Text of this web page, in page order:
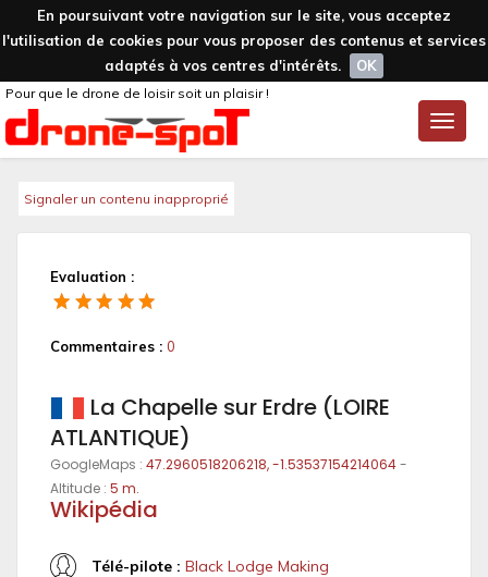
En poursuivant votre navigation sur le site, vous acceptez
l'utilisation de cookies pour vous proposer des contenus et services
adaptés à vos centres d'intérêts.
OK
Toggle
Pour que le drone de loisir soit un plaisir !
Signaler un contenu inapproprié
Evaluation :
Commentaires : 0
La Chapelle sur Erdre (LOIRE
ATLANTIQUE)
GoogleMaps : 47.2960518206218, -1.53537154214064-
Altitude : 5 m.
Wikipédia
Télé-pilote : Black Lodge Making